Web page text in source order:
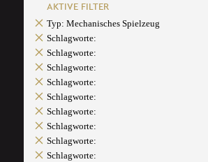
AKTIVE FILTER
Typ: Mechanisches Spielzeug
Schlagworte:
Schlagworte:
Schlagworte:
Schlagworte:
Schlagworte:
Schlagworte:
Schlagworte:
Schlagworte:
Schlagworte: